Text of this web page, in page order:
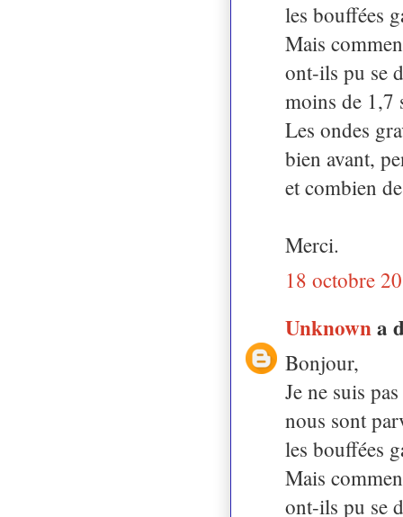
les bouffées
Mais
ont-ils pu se
moins de 1,7
Les ondes
bien avant,
et combien
Merci.
18 octobre
Unknowna
Bonjour,
Je ne suis
nous sont
les bouffées
Mais
ont-ils pu se